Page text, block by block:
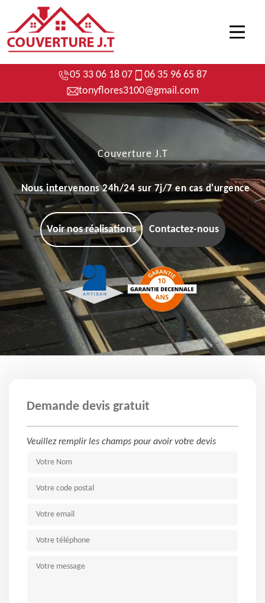
05 33 06 18 07
06 35 96 65 87
tonyflores3100@gmail.com
Couverture J.T
Nous intervenons 24h/24 sur 7j/7 en cas d'urgence
Voir nos réalisations Contactez-nous
Demande devis gratuit
Veuillez remplir les champs pour avoir votre devis